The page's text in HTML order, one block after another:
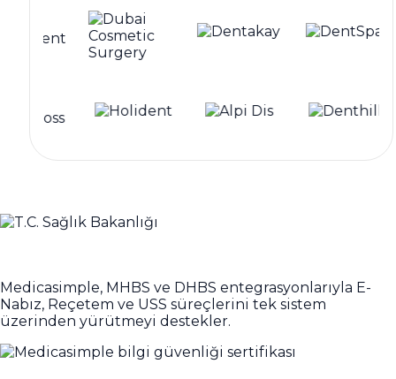
Medicasimple, MHBS ve DHBS entegrasyonlarıyla E-
Nabız, Reçetem ve USS süreçlerini tek sistem
üzerinden yürütmeyi destekler.